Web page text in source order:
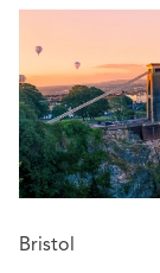
Bristol